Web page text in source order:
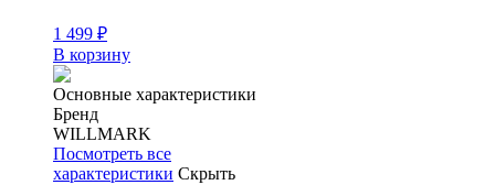
1 499 ₽
В корзину
Основные характеристики
Бренд
WILLMARK
Посмотреть все
характеристики Скрыть